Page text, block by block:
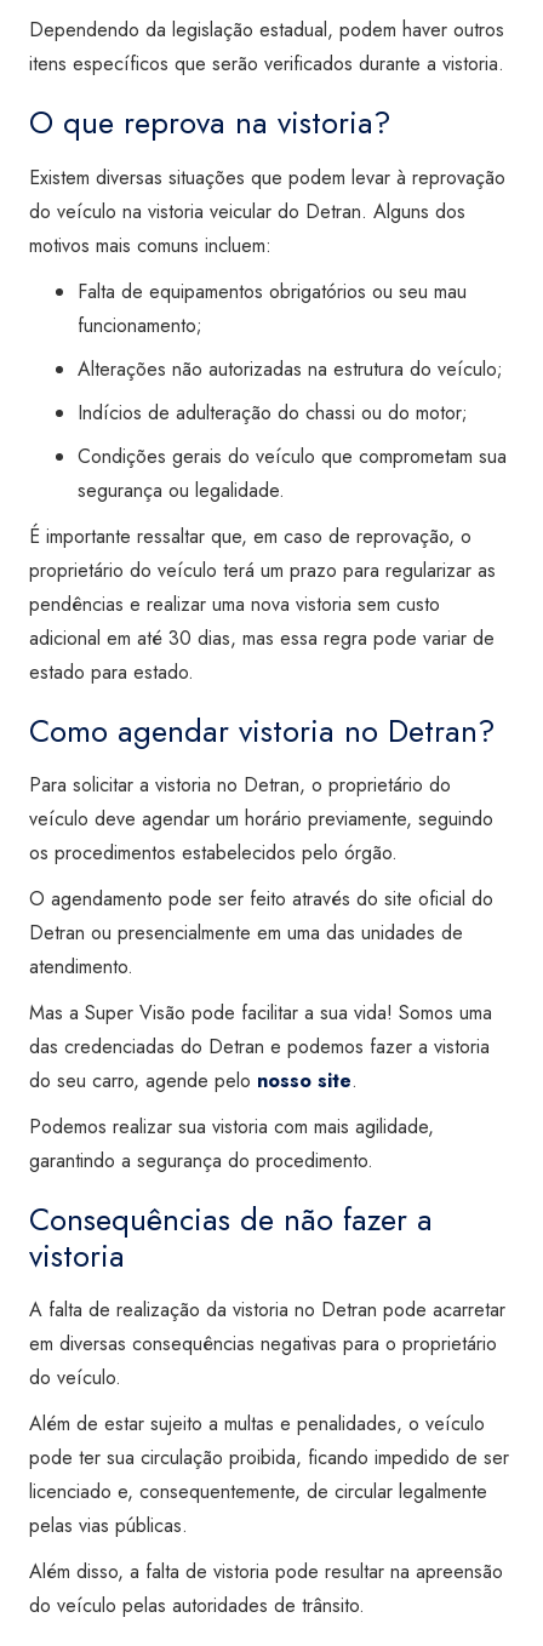
Dependendo da legislação estadual, podem haver outros
itens específicos que serão verificados durante a vistoria.
O que reprova na vistoria?
Existem diversas situações que podem levar à reprovação
do veículo na vistoria veicular do Detran. Alguns dos
motivos mais comuns incluem:
Falta de equipamentos obrigatórios ou seu mau
funcionamento;
Alterações não autorizadas na estrutura do veículo;
Indícios de adulteração do chassi ou do motor;
Condições gerais do veículo que comprometam sua
segurança ou legalidade.
É importante ressaltar que, em caso de reprovação, o
proprietário do veículo terá um prazo para regularizar as
pendências e realizar uma nova vistoria sem custo
adicional em até 30 dias, mas essa regra pode variar de
estado para estado.
Como agendar vistoria no Detran?
Para solicitar a vistoria no Detran, o proprietário do
veículo deve agendar um horário previamente, seguindo
os procedimentos estabelecidos pelo órgão.
O agendamento pode ser feito através do site oficial do
Detran ou presencialmente em uma das unidades de
atendimento.
Mas a Super Visão pode facilitar a sua vida! Somos uma
das credenciadas do Detran e podemos fazer a vistoria
do seu carro, agende pelo nosso site.
Podemos realizar sua vistoria com mais agilidade,
garantindo a segurança do procedimento.
Consequências de não fazer a
vistoria
A falta de realização da vistoria no Detran pode acarretar
em diversas consequências negativas para o proprietário
do veículo.
Além de estar sujeito a multas e penalidades, o veículo
pode ter sua circulação proibida, ficando impedido de ser
licenciado e, consequentemente, de circular legalmente
pelas vias públicas.
Além disso, a falta de vistoria pode resultar na apreensão
do veículo pelas autoridades de trânsito.